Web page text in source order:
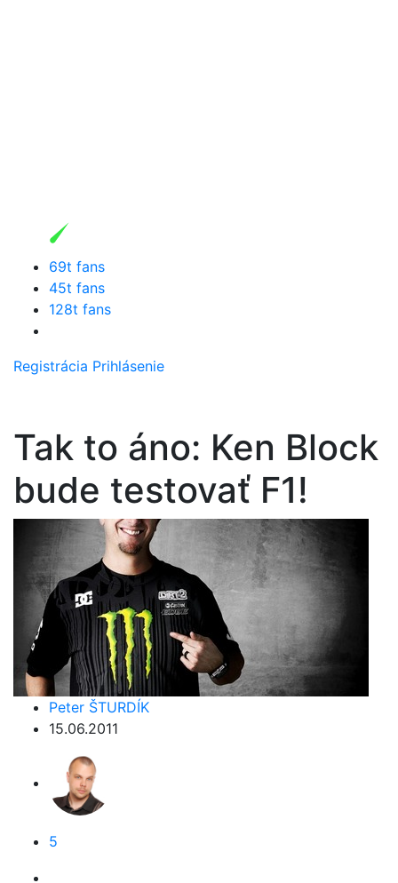
69t fans
45t fans
128t fans
Registrácia Prihlásenie
Tak to áno: Ken Block
bude testovať F1!
Peter ŠTURDÍK
15.06.2011
5